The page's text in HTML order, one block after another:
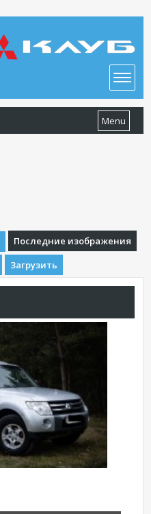
Menu
Последние изображения
Загрузить